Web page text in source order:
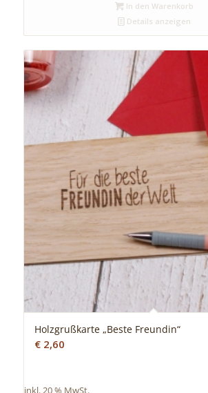
In den Warenkorb
Details anzeigen
Holzgrußkarte „Beste Freundin“
€2,60